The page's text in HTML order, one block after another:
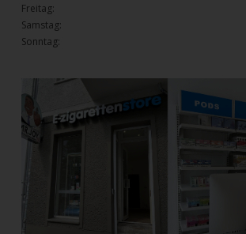
Freitag:
Samstag:
Sonntag: